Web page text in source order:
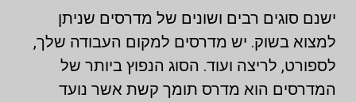
ישנם סוגים רבים ושונים של מדרסים שניתן
למצוא בשוק. יש מדרסים למקום העבודה שלך,
לספורט, לריצה ועוד. הסוג הנפוץ ביותר של
המדרסים הוא מדרס תומך קשת אשר נועד